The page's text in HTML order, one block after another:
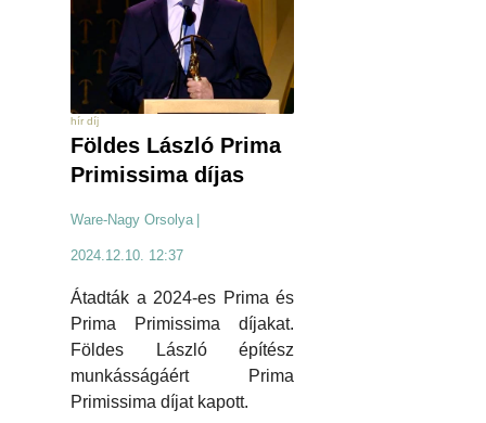
hír díj
Földes László Prima
Primissima díjas
Ware-Nagy Orsolya
2024.12.10. 12:37
Átadták a 2024-es Prima és
Prima Primissima díjakat.
Földes László építész
munkásságáért Prima
Primissima díjat kapott.